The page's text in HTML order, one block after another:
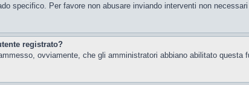
specifico. Per favore non abusare inviando interventi non
registrato?
ovviamente, che gli amministratori abbiano abilitato questa